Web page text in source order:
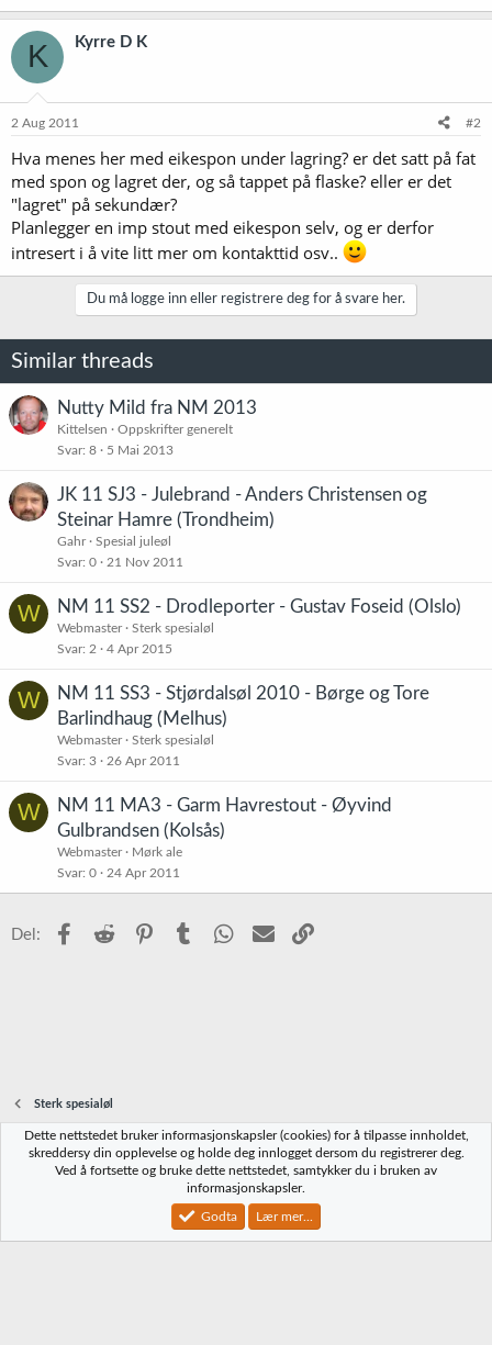
K Kyrre D K
2 Aug 2011 #2
Hva menes her med eikespon under lagring? er det satt på fat
med spon og lagret der, og så tappet på flaske? eller er det
"lagret" på sekundær?
Planlegger en imp stout med eikespon selv, og er derfor
intresert i å vite litt mer om kontakttid osv..
Du må logge inn eller registrere deg for å svare her.
Similar threads
Nutty Mild fra NM 2013
Kittelsen
Oppskrifter generelt
Svar 8 5 Mai 2013
JK 11 SJ3 - Julebrand - Anders Christensen og
Steinar Hamre (Trondheim)
Gahr
Spesial juleøl
Svar 0 21 Nov 2011
W NM 11 SS2 - Drodleporter - Gustav Foseid (Olslo)
Webmaster
Sterk spesialøl
Svar 2 4 Apr 2015
W
NM 11 SS3 - Stjørdalsøl 2010 - Børge og Tore
Barlindhaug (Melhus)
Webmaster
Sterk spesialøl
Svar 3 26 Apr 2011
W
NM 11 MA3 - Garm Havrestout - Øyvind
Gulbrandsen (Kolsås)
Webmaster
Mørk ale
Svar 0 24 Apr 2011
Del: Facebook
Reddit PinterestTumblr WhatsApp
E-post
Sterk spesialøl
Norbrygg-default
Vilkår og regler Personvernregler
Community platform by XenForo® © 2010-2023 XenForo Ltd.
Dette nettstedet bruker informasjonskapsler (cookies) for å tilpasse innholdet,
skreddersy din opplevelse og holde deg innlogget dersom du registrerer deg.
Ved å fortsette og bruke dette nettstedet, samtykker du i bruken av
informasjonskapsler.
Godta Lær mer...